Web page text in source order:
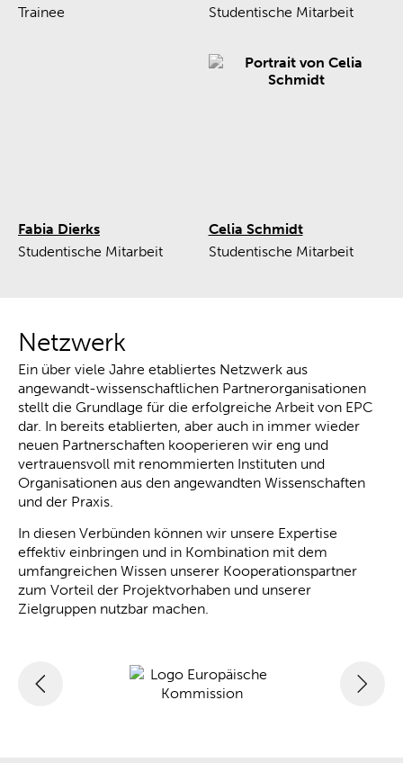
Trainee
Studentische Mitarbeit
Fabia Dierks
Studentische Mitarbeit
Celia Schmidt
Studentische Mitarbeit
Netzwerk
Ein über viele Jahre etabliertes Netzwerk aus
angewandt-wissenschaftlichen Partnerorganisationen
stellt die Grundlage für die erfolgreiche Arbeit von EPC
dar. In bereits etablierten, aber auch in immer wieder
neuen Partnerschaften kooperieren wir eng und
vertrauensvoll mit renommierten Instituten und
Organisationen aus den angewandten Wissenschaften
und der Praxis.
In diesen Verbünden können wir unsere Expertise
effektiv einbringen und in Kombination mit dem
umfangreichen Wissen unserer Kooperationspartner
zum Vorteil der Projektvorhaben und unserer
Zielgruppen nutzbar machen.